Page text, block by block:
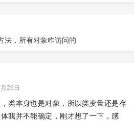
，所有对象咋访问的
26日
类本身也是对象，所以类变量还是存
我并不能确定，刚才想了一下，感